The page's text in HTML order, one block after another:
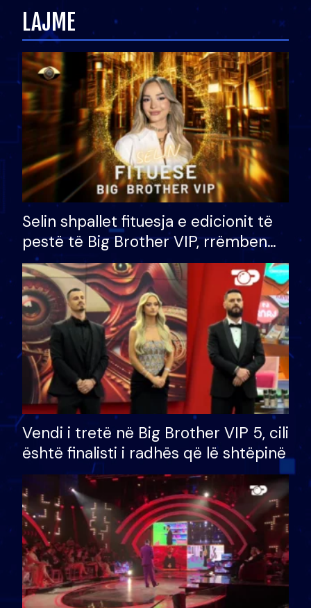
LAJME
Selin shpallet fituesja e edicionit të
pestë të Big Brother VIP, rrëmben
çmimin e madh prej 100 mijë eurosh
Vendi i tretë në Big Brother VIP 5, cili
është finalisti i radhës që lë shtëpinë